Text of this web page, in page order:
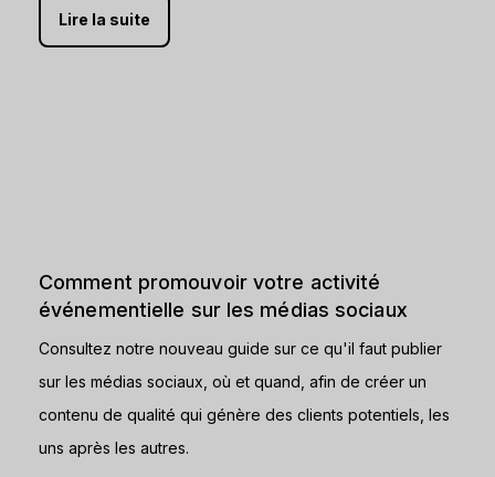
Lire la suite
Comment promouvoir votre activité
événementielle sur les médias sociaux
Consultez notre nouveau guide sur ce qu'il faut publier
sur les médias sociaux, où et quand, afin de créer un
contenu de qualité qui génère des clients potentiels, les
uns après les autres.